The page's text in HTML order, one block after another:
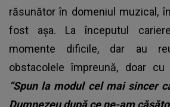
răsunător în domeniul muzical,
fost așa. La începutul
momente dificile, dar au
obstacolele împreună, doar cu
“Spun la modul cel mai sincer
Dumnezeu după ce ne-am